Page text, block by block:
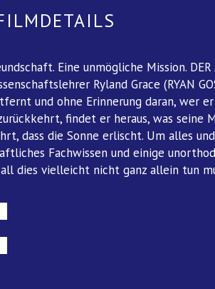
Eine unmögliche Mission.
Ryland Grace (RYAN
und ohne Erinnerung daran, wer
findet er heraus, was seine
dass die Sonne erlischt. Um alles
Fachwissen und einige
all dies vielleicht nicht ganz allein tun